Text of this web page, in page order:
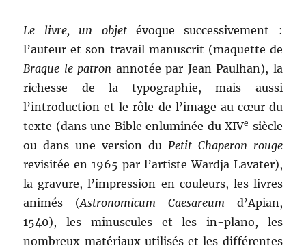
Le livre, un objetévoque successivement :
l’auteur et son travail manuscrit (maquette de
Braque le patron annotée par Jean Paulhan), la
richesse de la typographie, mais aussi
l’introduction et le rôle de l’image au cœur du
texte (dans une Bible enluminée du XIVe siècle
ou dans une version du Petit Chaperon rouge
revisitée en 1965 par l’artiste Wardja Lavater),
la gravure, l’impression en couleurs, les livres
animés (Astronomicum Caesareum d’Apian,
1540), les minuscules et les in-plano, les
nombreux matériaux utilisés et les différentes